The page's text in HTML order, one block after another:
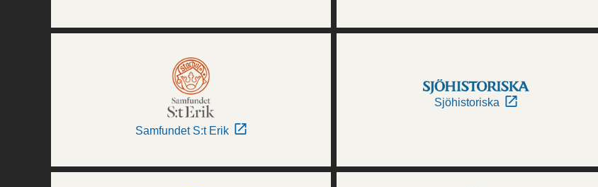
Samfundet S:t Erik
Sjöhistoriska